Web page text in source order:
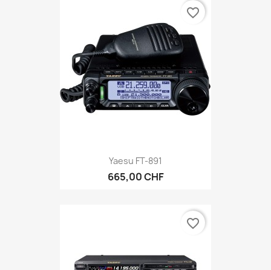
Yaesu FT-891
665,00 CHF
favorite_border
favorite_border